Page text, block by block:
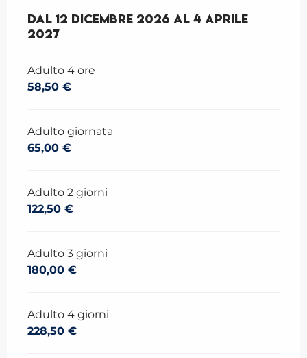
Dal 12 dicembre 2026 al 4 aprile 2027
Dal 12 dicembre 2026 al 4 aprile
2027
Adulto 4 ore
58,50 €
Adulto giornata
65,00 €
Adulto 2 giorni
122,50 €
Adulto 3 giorni
180,00 €
Adulto 4 giorni
228,50 €